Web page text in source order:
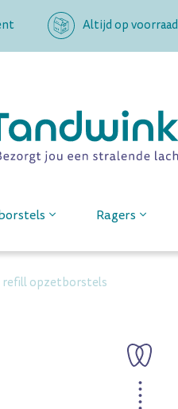
Altijd op voorraad
Ragers
refill opzetborstels